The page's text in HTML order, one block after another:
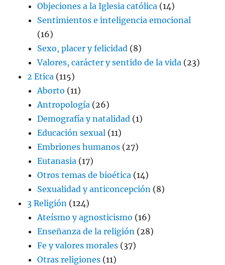
Objeciones a la Iglesia católica (14)
Sentimientos e inteligencia emocional
(16)
Sexo, placer y felicidad (8)
Valores, carácter y sentido de la vida (23)
2 Etica (115)
Aborto (11)
Antropología (26)
Demografía y natalidad (1)
Educación sexual (11)
Embriones humanos (27)
Eutanasia (17)
Otros temas de bioética (14)
Sexualidad y anticoncepción (8)
3 Religión (124)
Ateísmo y agnosticismo (16)
Enseñanza de la religión (28)
Fe y valores morales (37)
Otras religiones (11)